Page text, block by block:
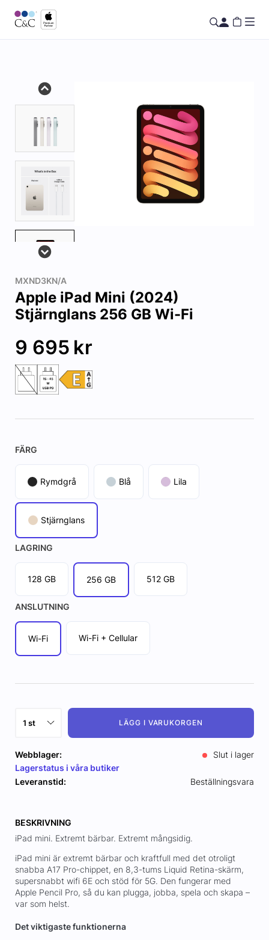
MXND3KN/A
Apple iPad Mini (2024)
Stjärnglans 256 GB Wi-Fi
9 695 kr
FÄRG
Rymdgrå Blå Lila
Stjärnglans
LAGRING
128 GB 256 GB 512 GB
ANSLUTNING
Wi-Fi Wi-Fi + Cellular
LÄGG I VARUKORGEN
Webblager:
Slut i lager
Lagerstatus i våra butiker
Leveranstid:
Beställningsvara
BESKRIVNING
iPad mini. Extremt bärbar. Extremt mångsidig.
iPad mini är extremt bärbar och kraftfull med det otroligt
snabba A17 Pro-chippet, en 8,3-tums Liquid Retina-skärm,
supersnabbt wifi 6E och stöd för 5G. Den fungerar med
Apple Pencil Pro, så du kan plugga, jobba, spela och skapa –
var som helst.
Det viktigaste funktionerna